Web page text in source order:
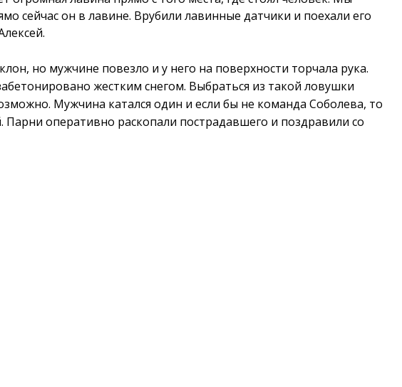
сейчас он в лавине. Врубили лавинные датчики и поехали его
но мужчине повезло и у него на поверхности торчала рука.
жестким снегом. Выбраться из такой ловушки
Мужчина катался один и если бы не команда Соболева, то
Парни оперативно раскопали пострадавшего и поздравили со